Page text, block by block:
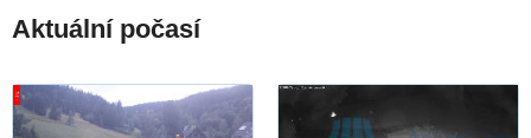
Aktuální počasí